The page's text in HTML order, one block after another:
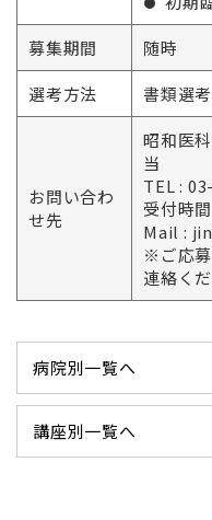
募集期間
随時
選考方法
書類選
お問い合わ
せ先
昭和医
当
TEL :
受付時
Mail :
※ご応
連絡くだ
病院別一覧へ
講座別一覧へ